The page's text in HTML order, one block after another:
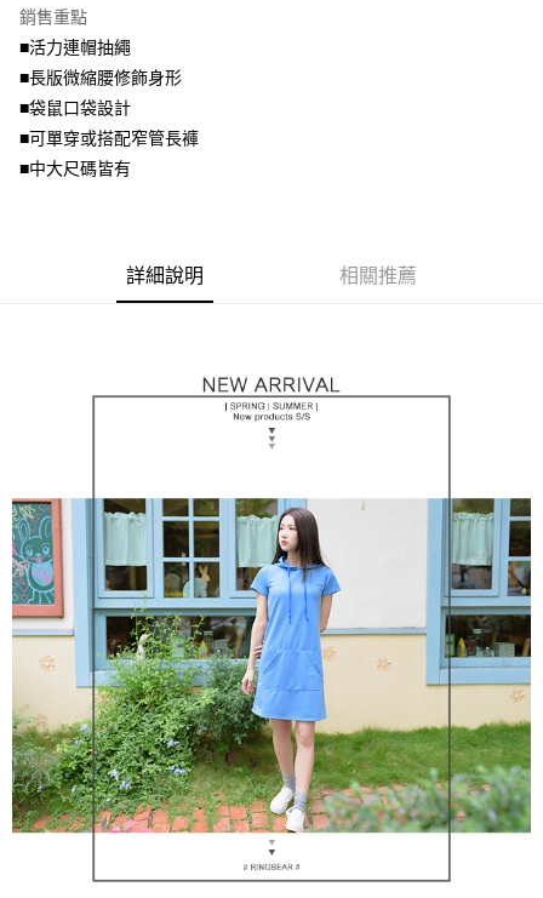
帳／街口支付／iPASS MONEY」等通路繳費。
【注意事項】
1.本服務係由「台灣大哥大股份有限公司」（以下簡稱本公司）所提供，讓
用戶於交易時，得透過本服務購買商品或服務，並由商店將買賣／分期付款
買賣價金債權讓與本公司後，依約使用本公司帳單繳交帳款。
資料（包含姓名、電話或地址）提供予台灣大哥大進項蒐集、處理及利用，
結帳頁面，進行簡訊認證並確認金額後，即可完成結帳。
３．收到繳費通知簡訊後14天內，點擊此簡訊中的連結，可透過四大超商／
ATM／網路銀行／等多元方式進行付款，方視為交易完成。
※ 請注意：結帳手續完成當下不需立刻繳費，但若您需要取消訂單，請聯絡
購買商品的店家。未經商家同意取消之訂單仍視為有效，需透過AFTEE先享
後付繳納相關費用。
※ 交易是否成功請以「AFTEE先享後付 」之結帳頁面顯示為準，若有關於
１．透過由恩沛科技股份有限公司提供之「AFTEE先享後付」服務完成之交
３．未成年的使用者請事先徵得法定代理人或監護人之同意方可使用
「AFTEE先享後付」，若未經同意申辦者引起之損失，本公司不負相關責
４．使用「AFTEE先享後付」時，將依據個別帳號之用戶狀況，依本公司即
５．嚴禁一人註冊多個帳號或使用他人資訊註冊。若發現惡意使用之情形，
恩沛科技股份有限公司將有權停止該用戶之使用額度並採取法律行動。
付款後全家取貨
每筆NT$70，滿NT$699(含以上)免運費
7-11取貨付款
每筆NT$70，滿NT$799(含以上)免運費
付款後7-11取貨
每筆NT$100，滿NT$1,000(含以上)免運費
銷售重點
■活力連帽抽繩
■長版微縮腰修飾身形
■袋鼠口袋設計
■可單穿或搭配窄管長褲
■中大尺碼皆有
詳細說明 相關推薦